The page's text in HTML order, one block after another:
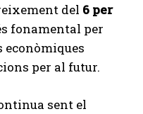
del 6 per
fonamental per
econòmiques
per al futur.
sent el